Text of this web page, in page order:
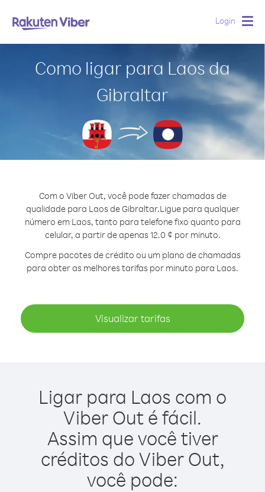
Login
Como ligar para Laos da
Gibraltar
Com o Viber Out, você pode fazer chamadas de
qualidade para Laos de Gibraltar.Ligue para qualquer
número em Laos, tanto para telefone fixo quanto para
celular, a partir de apenas 12.0 ¢ por minuto.
Compre pacotes de crédito ou um plano de chamadas
para obter as melhores tarifas por minuto para Laos.
Visualizar tarifas
Ligar para Laos com o
Viber Out é fácil.
Assim que você tiver
créditos do Viber Out,
você pode: